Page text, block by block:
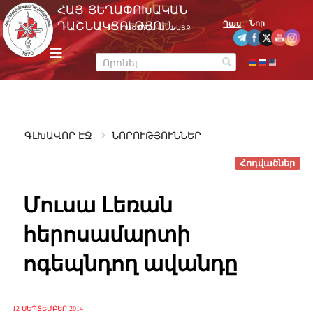
Skip
to
content
m
e
n
u
ՀԱՅ ՅԵՂԱՓՈԽԱԿԱՆ
ԴԱՇՆԱԿՑՈՒԹՅՈՒՆ
ՊԱՇՏՈՆԱԿԱՆ ԿԱՅՔ
Դաս Նոր
ԳԼԽԱՎՈՐ ԷՋ ՆՈՐՈՒԹՅՈՒՆՆԵՐ
Հոդվածներ
Մուսա Լեռան
հերոսամարտի
ոգեպնդող ավանդը
12 ՍԵՊՏԵՄԲԵՐ 2014